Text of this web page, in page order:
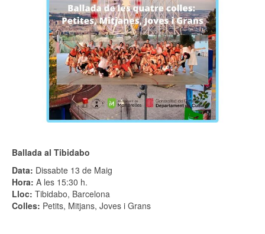
Ballada al Tibidabo
Data: Dissabte 13 de Maig
Hora: A les 15:30 h.
Lloc: Tibidabo, Barcelona
Colles: Petits, Mitjans, Joves i Grans